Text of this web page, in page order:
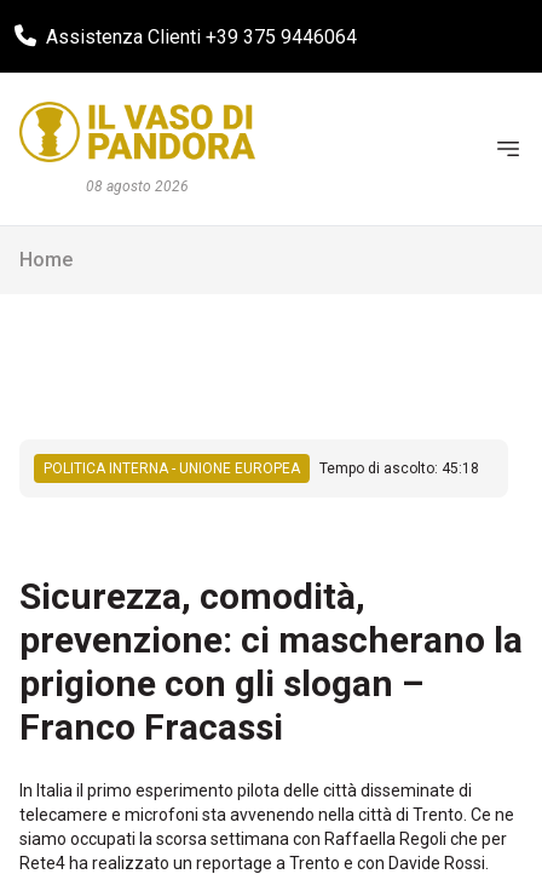
Assistenza Clienti +39 375 9446064
08 agosto 2026
Home
POLITICA INTERNA - UNIONE EUROPEA Tempo di ascolto: 45:18
Sicurezza, comodità,
prevenzione: ci mascherano la
prigione con gli slogan –
Franco Fracassi
In Italia il primo esperimento pilota delle città disseminate di
telecamere e microfoni sta avvenendo nella città di Trento. Ce ne
siamo occupati la scorsa settimana con Raffaella Regoli che per
Rete4 ha realizzato un reportage a Trento e con Davide Rossi.